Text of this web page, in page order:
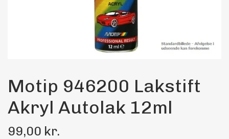
Transport Udstyr
Olie
Kemi
Dæk & Fælge
Motip 946200 Lakstift
Akryl Autolak 12ml
99,00 kr.